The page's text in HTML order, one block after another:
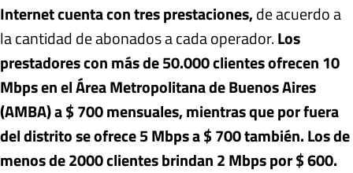
Internet cuenta con tres prestaciones,de acuerdo a
la cantidad de abonados a cada operador.Los
prestadores con más de 50.000 clientes ofrecen 10
Mbps en el Área Metropolitana de Buenos Aires
(AMBA) a $ 700 mensuales, mientras que por fuera
del distrito se ofrece 5 Mbps a $ 700 también. Los de
menos de 2000 clientes brindan 2 Mbps por $ 600.